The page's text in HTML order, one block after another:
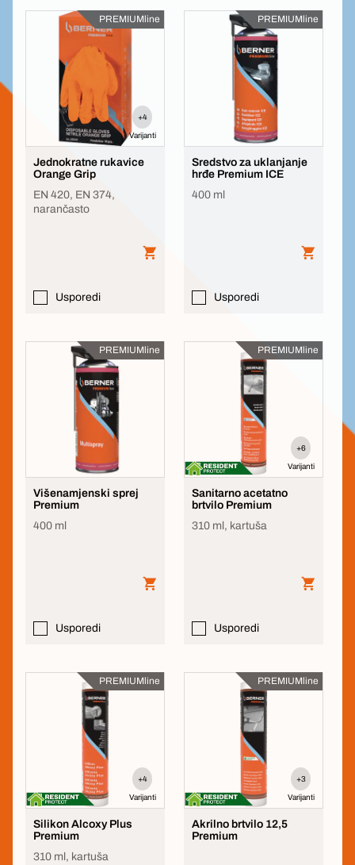
PREMIUMline
+4
Varijanti
Jednokratne rukavice
Orange Grip
EN 420, EN 374,
narančasto
Usporedi
PREMIUMline
Sredstvo za uklanjanje
hrđe Premium ICE
400 ml
Usporedi
PREMIUMline
Višenamjenski sprej
Premium
400 ml
Usporedi
PREMIUMline
+6
Varijanti
Sanitarno acetatno
brtvilo Premium
310 ml, kartuša
Usporedi
PREMIUMline
+4
Varijanti
Silikon Alcoxy Plus
Premium
310 ml, kartuša
PREMIUMline
+3
Varijanti
Akrilno brtvilo 12,5
Premium